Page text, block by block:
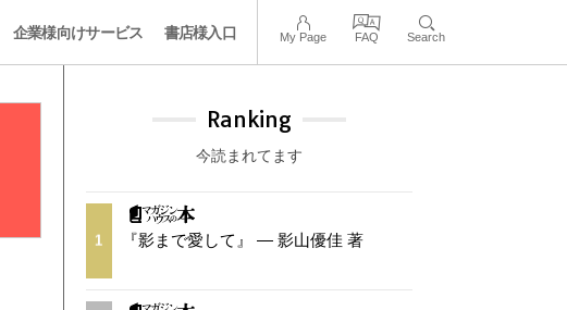
企業様向けサービス 書店様入口 My Page FAQ Search
Ranking
今読まれてます
1 『影まで愛して』 — 影山優佳 著